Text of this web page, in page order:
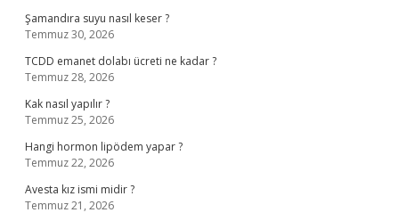
Şamandıra suyu nasıl keser ?
Temmuz 30, 2026
TCDD emanet dolabı ücreti ne kadar ?
Temmuz 28, 2026
Kak nasıl yapılır ?
Temmuz 25, 2026
Hangi hormon lipödem yapar ?
Temmuz 22, 2026
Avesta kız ismi midir ?
Temmuz 21, 2026